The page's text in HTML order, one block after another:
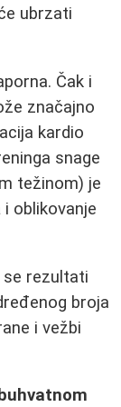
ubrzati
Čak i
značajno
kardio
snage
težinom) je
i oblikovanje
se rezultati
broja
i vežbi